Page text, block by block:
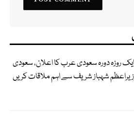
روزہ دورہ سعودی عرب کا اعلان، سعودی
شہباز شریف سے اہم ملاقات کریں